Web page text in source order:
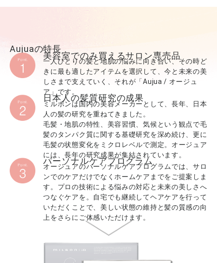
Aujuaの特長
美容室でのみ買えるサロン専売品
一人ひとりの髪と地肌の悩みに向き合い、その時ど
きに最も適したアイテムを選択して、今と未来の美
しさまで支えていく、それが「Aujua / オージュ
ア」です。
日本人の髪質研究の成果
ミルボンは国内の美容メーカーとして、長年、日本
人の髪の研究を重ねてきました。
毛髪・地肌の特性、美容習慣、気候という観点で毛
髪のタンパク質に関する基礎研究を深め続け、更に
毛髪の状態変化をミクロレベルで測定。オージュア
には、長年の研究成果が集結されています。
パーソナルケアプログラム
オージュアのパーソナルケアプログラムでは、サロ
ンでのケアだけでなくホームケアまでをご提案しま
す。プロの技術による悩みの対応と未来の美しさへ
つなぐケアを。自宅でも継続してヘアケアを行って
いただくことで、美しい状態の維持と髪の質感の向
上をさらにご体感いただけます。